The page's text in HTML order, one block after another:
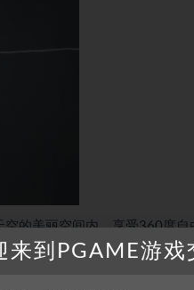
的美丽空间内，享受360度
。
天空革新」，游戏内立体包覆
来到PGAME游戏